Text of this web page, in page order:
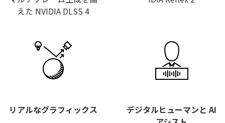
えた NVIDIA DLSS 4
リアルなグラフィックス
デジタルヒューマンと AI